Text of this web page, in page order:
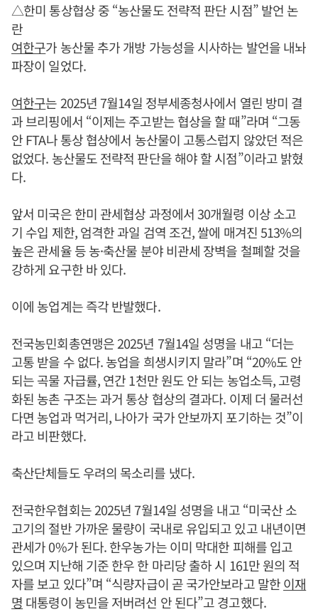
△한미 통상협상 중 “농산물도 전략적 판단 시점” 발언 논
란
여한구가 농산물 추가 개방 가능성을 시사하는 발언을 내놔
파장이 일었다.
여한구는 2025년 7월14일 정부세종청사에서 열린 방미 결
과 브리핑에서 “이제는 주고받는 협상을 할 때”라며 “그동
안 FTA나 통상 협상에서 농산물이 고통스럽지 않았던 적은
없었다. 농산물도 전략적 판단을 해야 할 시점”이라고 밝혔
다.
앞서 미국은 한미 관세협상 과정에서 30개월령 이상 소고
기 수입 제한, 엄격한 과일 검역 조건, 쌀에 매겨진 513%의
높은 관세율 등 농·축산물 분야 비관세 장벽을 철폐할 것을
강하게 요구한 바 있다.
이에 농업계는 즉각 반발했다.
전국농민회총연맹은 2025년 7월14일 성명을 내고 “더는
고통 받을 수 없다. 농업을 희생시키지 말라”며 “20%도 안
되는 곡물 자급률, 연간 1천만 원도 안 되는 농업소득, 고령
화된 농촌 구조는 과거 통상 협상의 결과다. 이제 더 물러선
다면 농업과 먹거리, 나아가 국가 안보까지 포기하는 것”이
라고 비판했다.
축산단체들도 우려의 목소리를 냈다.
전국한우협회는 2025년 7월14일 성명을 내고 “미국산 소
고기의 절반 가까운 물량이 국내로 유입되고 있고 내년이면
관세가 0%가 된다. 한우농가는 이미 막대한 피해를 입고
있으며 지난해 기준 한우 한 마리당 출하 시 161만 원의 적
자를 보고 있다”며 “식량자급이 곧 국가안보라고 말한이재
명 대통령이 농민을 저버려선 안 된다”고 경고했다.